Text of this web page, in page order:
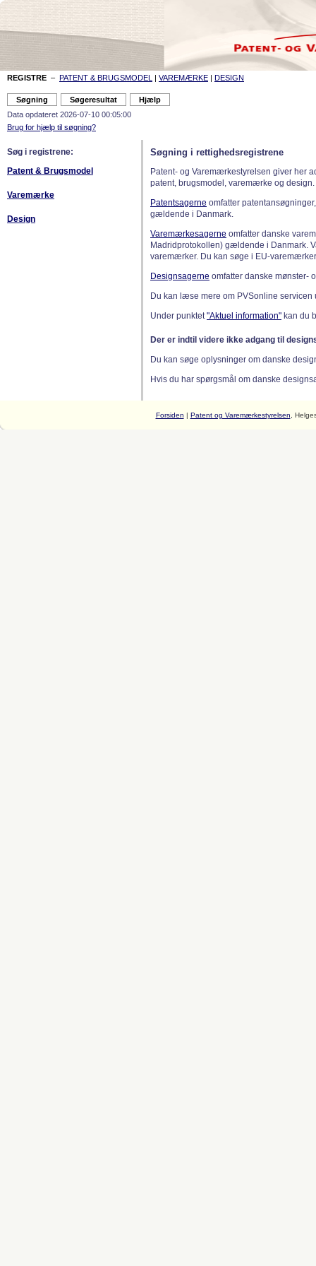
REGISTRE – PATENT & BRUGSMODEL | VAREMÆRKE | DESIGN
Data opdateret 2026-07-10 00:05:00
Brug for hjælp til søgning?
Søg i registrene:
Patent & Brugsmodel
Varemærke
Design
Søgning i rettighedsregistrene
Patent- og Varemærkestyrelsen giver her
patent, brugsmodel, varemærke og design.
Patentsagerne omfatter
gældende i Danmark.
Varemærkesagerne omfatter danske
Madridprotokollen) gældende i Danmark.
varemærker. Du kan søge i EU-
Designsagerne omfatter danske mønster-
Du kan læse mere om PVSonline
Under punktet"Aktuel information" kan du
Der er indtil videre ikke adgang til
Du kan søge oplysninger om danske
Hvis du har spørgsmål om danske
Forsiden | Patent og Varemærkestyrelsen ,